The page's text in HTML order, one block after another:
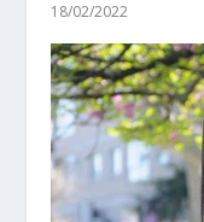
18/02/2022